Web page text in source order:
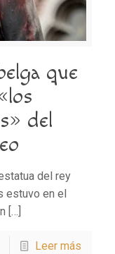
que
del
del rey
estuvo en el
[…]
Leer más